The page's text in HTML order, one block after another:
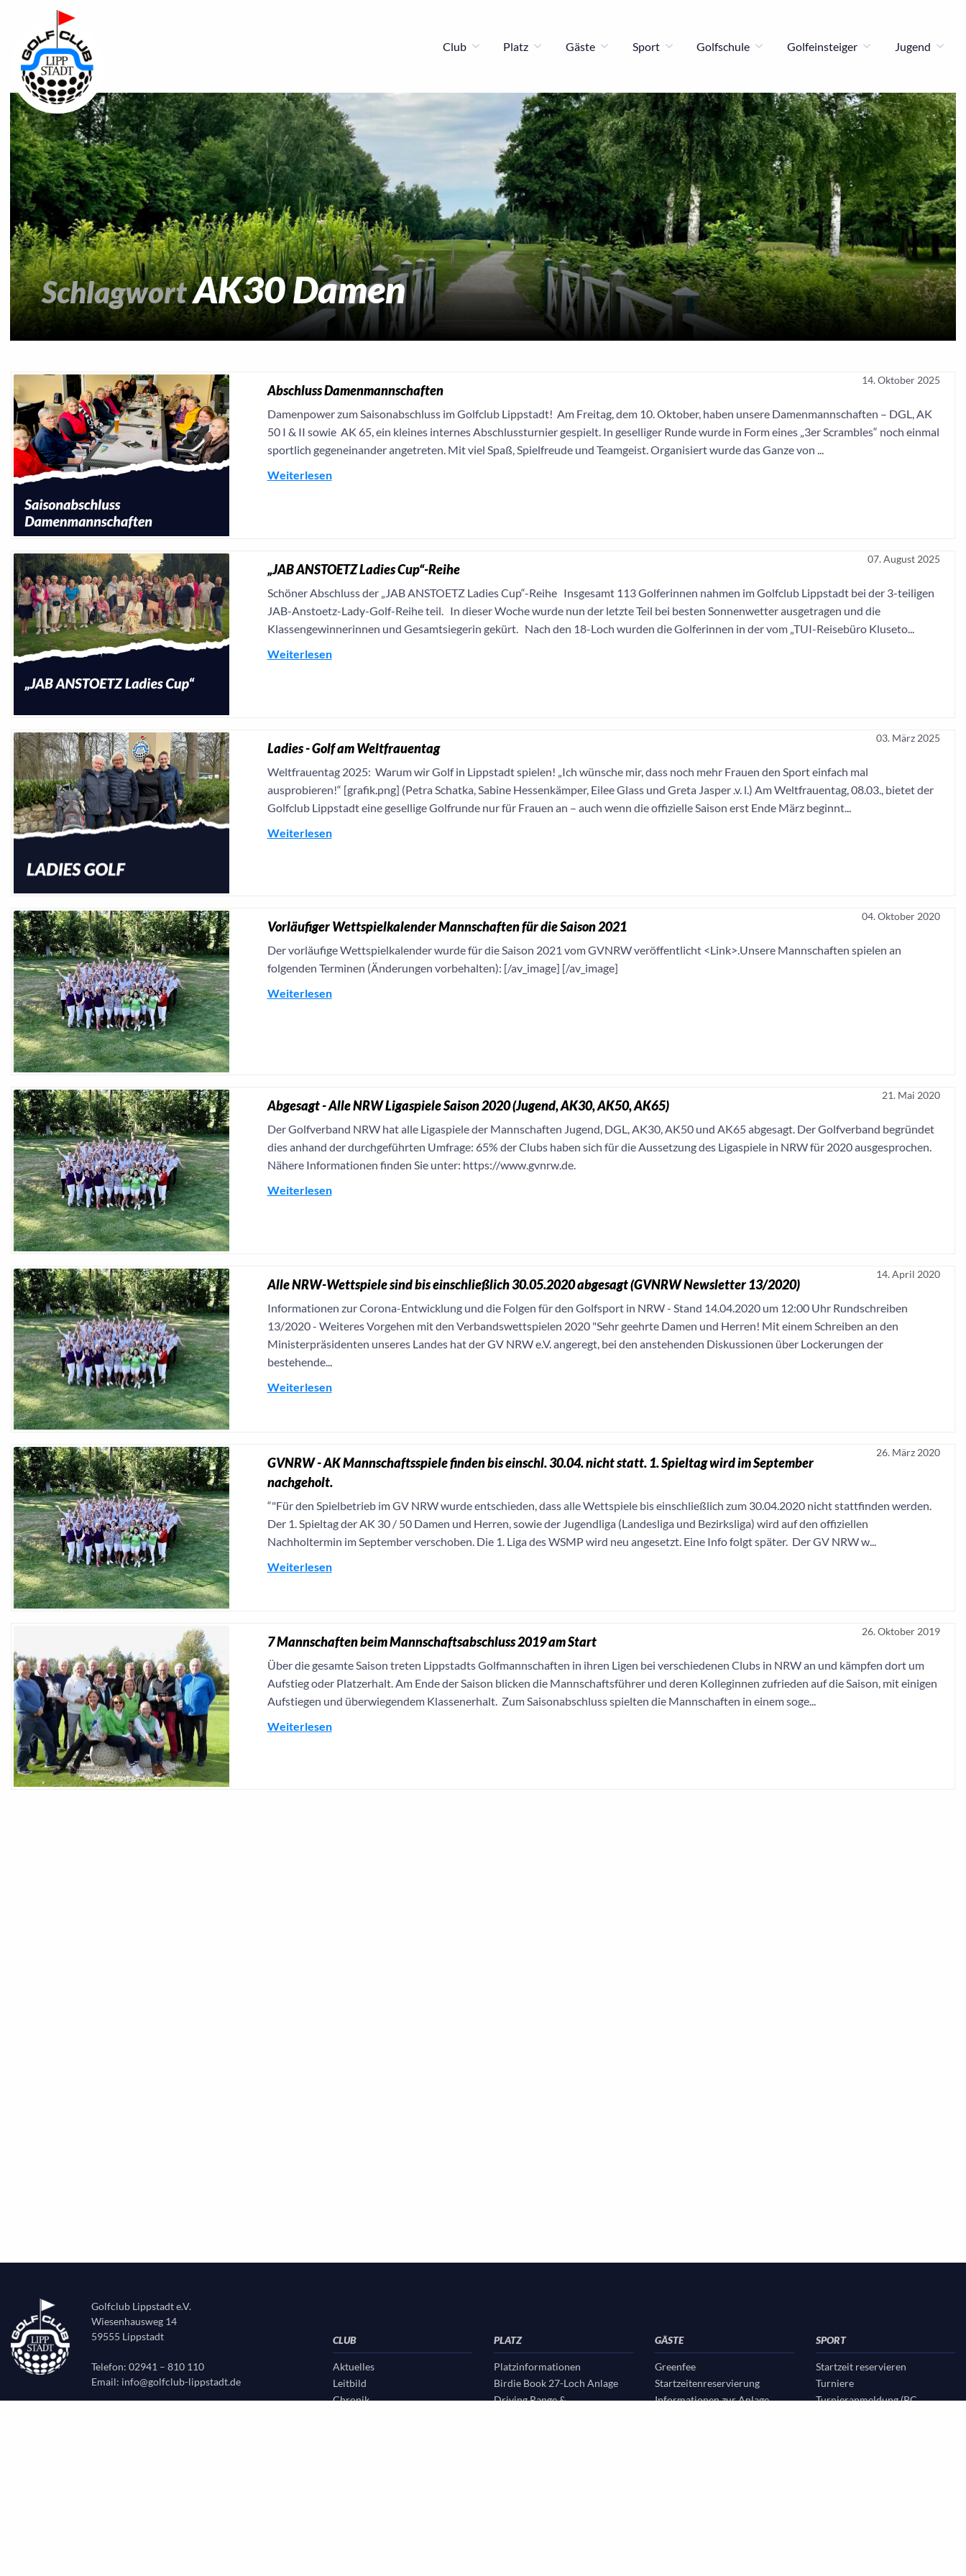
Club Platz Gäste Sport Golfschule Golfeinsteiger Jugend
SchlagwortAK30 Damen
Abschluss Damenmannschaften
14. Oktober 2025
Damenpower zum Saisonabschluss im Golfclub Lippstadt! Am Freitag, dem 10. Oktober, haben unsere Damenmannschaften – DGL, AK
50 I & II sowie AK 65, ein kleines internes Abschlussturnier gespielt. In geselliger Runde wurde in Form eines „3er Scrambles“ noch einmal
sportlich gegeneinander angetreten. Mit viel Spaß, Spielfreude und Teamgeist. Organisiert wurde das Ganze von ...
Weiterlesen
„JAB ANSTOETZ Ladies Cup“-Reihe
07. August 2025
Schöner Abschluss der „JAB ANSTOETZ Ladies Cup“-Reihe Insgesamt 113 Golferinnen nahmen im Golfclub Lippstadt bei der 3-teiligen
JAB-Anstoetz-Lady-Golf-Reihe teil. In dieser Woche wurde nun der letzte Teil bei besten Sonnenwetter ausgetragen und die
Klassengewinnerinnen und Gesamtsiegerin gekürt. Nach den 18-Loch wurden die Golferinnen in der vom „TUI-Reisebüro Kluseto...
Weiterlesen
Ladies - Golf am Weltfrauentag
03. März 2025
Weltfrauentag 2025: Warum wir Golf in Lippstadt spielen! „Ich wünsche mir, dass noch mehr Frauen den Sport einfach mal
ausprobieren!“ [grafik.png] (Petra Schatka, Sabine Hessenkämper, Eilee Glass und Greta Jasper .v. l.) Am Weltfrauentag, 08.03., bietet der
Golfclub Lippstadt eine gesellige Golfrunde nur für Frauen an – auch wenn die offizielle Saison erst Ende März beginnt...
Weiterlesen
Vorläufiger Wettspielkalender Mannschaften für die Saison 2021
04. Oktober 2020
Der vorläufige Wettspielkalender wurde für die Saison 2021 vom GVNRW veröffentlicht <Link>.Unsere Mannschaften spielen an
folgenden Terminen (Änderungen vorbehalten): [/av_image] [/av_image]
Weiterlesen
Abgesagt - Alle NRW Ligaspiele Saison 2020 (Jugend, AK30, AK50, AK65)
21. Mai 2020
Der Golfverband NRW hat alle Ligaspiele der Mannschaften Jugend, DGL, AK30, AK50 und AK65 abgesagt. Der Golfverband begründet
dies anhand der durchgeführten Umfrage: 65% der Clubs haben sich für die Aussetzung des Ligaspiele in NRW für 2020 ausgesprochen.
Nähere Informationen finden Sie unter: https://www.gvnrw.de.
Weiterlesen
Alle NRW-Wettspiele sind bis einschließlich 30.05.2020 abgesagt (GVNRW Newsletter 13/2020)
14. April 2020
Informationen zur Corona-Entwicklung und die Folgen für den Golfsport in NRW - Stand 14.04.2020 um 12:00 Uhr Rundschreiben
13/2020 - Weiteres Vorgehen mit den Verbandswettspielen 2020 "Sehr geehrte Damen und Herren! Mit einem Schreiben an den
Ministerpräsidenten unseres Landes hat der GV NRW e.V. angeregt, bei den anstehenden Diskussionen über Lockerungen der
bestehende...
Weiterlesen
GVNRW - AK Mannschaftsspiele finden bis einschl. 30.04. nicht statt. 1. Spieltag wird im September
nachgeholt.
26. März 2020
“"Für den Spielbetrieb im GV NRW wurde entschieden, dass alle Wettspiele bis einschließlich zum 30.04.2020 nicht stattfinden werden.
Der 1. Spieltag der AK 30 / 50 Damen und Herren, sowie der Jugendliga (Landesliga und Bezirksliga) wird auf den offiziellen
Nachholtermin im September verschoben. Die 1. Liga des WSMP wird neu angesetzt. Eine Info folgt später. Der GV NRW w...
Weiterlesen
7 Mannschaften beim Mannschaftsabschluss 2019 am Start
26. Oktober 2019
Über die gesamte Saison treten Lippstadts Golfmannschaften in ihren Ligen bei verschiedenen Clubs in NRW an und kämpfen dort um
Aufstieg oder Platzerhalt. Am Ende der Saison blicken die Mannschaftsführer und deren Kolleginnen zufrieden auf die Saison, mit einigen
Aufstiegen und überwiegendem Klassenerhalt. Zum Saisonabschluss spielten die Mannschaften in einem soge...
Weiterlesen
Golfclub Lippstadt e.V.
Wiesenhausweg 14
59555 Lippstadt
Telefon: 02941 – 810 110
Email: info@golfclub-lippstadt.de
CLUB
Aktuelles
Leitbild
Chronik
PLATZ
Platzinformationen
Birdie Book 27-Loch Anlage
Driving Range &
GÄSTE
Greenfee
Startzeitenreservierung
Informationen zur Anlage
SPORT
Startzeit reservieren
Turniere
Turnieranmeldung (PC